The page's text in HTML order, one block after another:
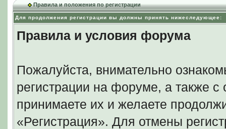
Правила и положения по регистрации
Для продолжения регистрации вы должны принять нижеследующее:
Правила и условия форума
Пожалуйста, внимательно
регистрации на форуме, а также
принимаете их и желаете
«Регистрация». Для отмены